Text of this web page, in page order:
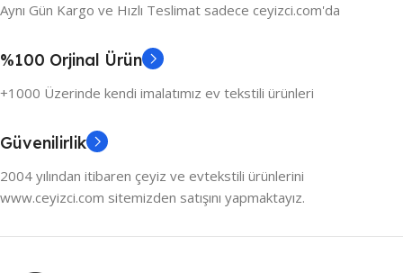
Aynı Gün Kargo ve Hızlı Teslimat sadece ceyizci.com'da
%100 Orjinal Ürün
+1000 Üzerinde kendi imalatımız ev tekstili ürünleri
Güvenilirlik
2004 yılından itibaren çeyiz ve evtekstili ürünlerini
www.ceyizci.com sitemizden satışını yapmaktayız.